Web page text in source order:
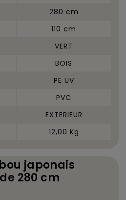
280 cm
110 cm
VERT
BOIS
PE UV
PVC
EXTERIEUR
12,00 Kg
japonais
280 cm